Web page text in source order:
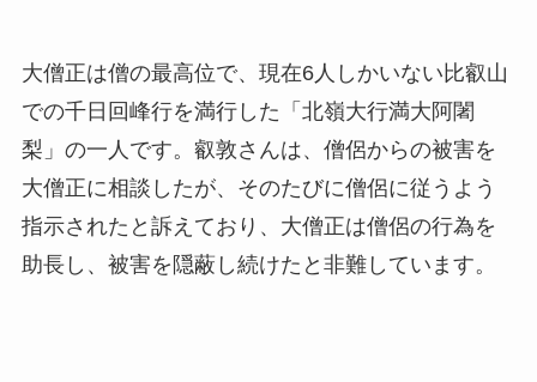
大僧正は僧の最高位で、現在6人しかいない比叡山
での千日回峰行を満行した「北嶺大行満大阿闍
梨」の一人です。叡敦さんは、僧侶からの被害を
大僧正に相談したが、そのたびに僧侶に従うよう
指示されたと訴えており、大僧正は僧侶の行為を
助長し、被害を隠蔽し続けたと非難しています。